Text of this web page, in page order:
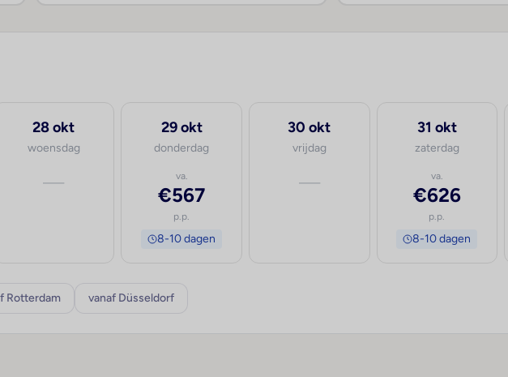
28 okt
woensdag
—
29 okt
donderdag
va.
€567
p.p.
8-10 dagen
30 okt
vrijdag
—
31 okt
zaterdag
va.
€626
p.p.
8-10 dagen
Rotterdam vanaf Düsseldorf